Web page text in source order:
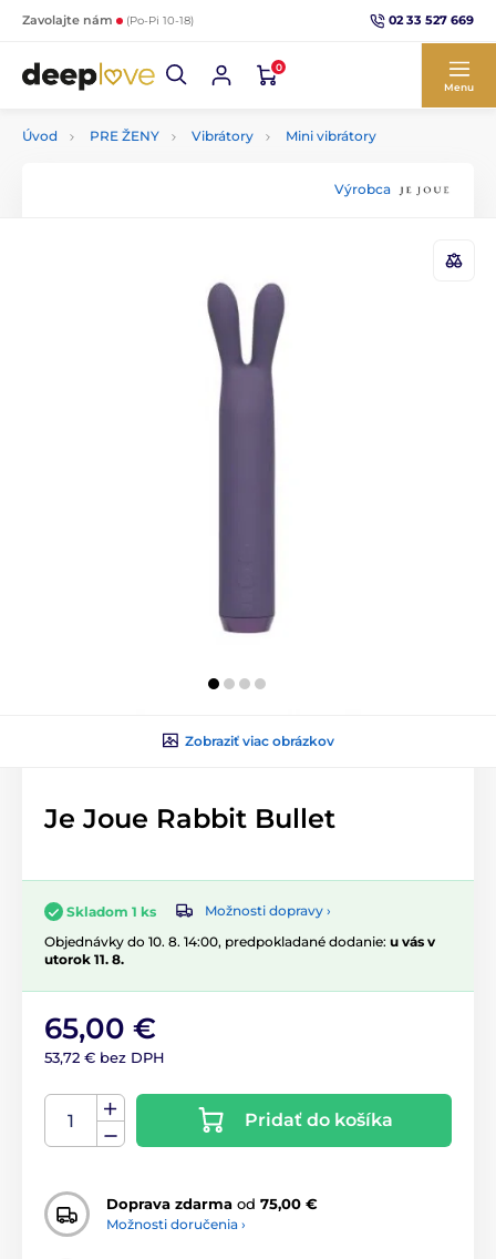
Zavolajte nám (Po-Pi 10-18) 02 33 527 669
0
Menu
Úvod PRE ŽENY Vibrátory Mini vibrátory
Výrobca
Zobraziť viac obrázkov
Je Joue Rabbit Bullet
Skladom 1 ks
Možnosti dopravy ›
Objednávky do 10. 8. 14:00, predpokladané dodanie: u vás v
utorok 11. 8.
65,00 €
53,72 € bez DPH
Pridať do košíka
Doprava zdarma od 75,00 €
Možnosti doručenia ›